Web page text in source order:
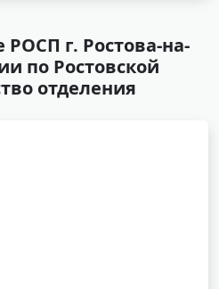
г. Ростова-на-
по Ростовской
отделения